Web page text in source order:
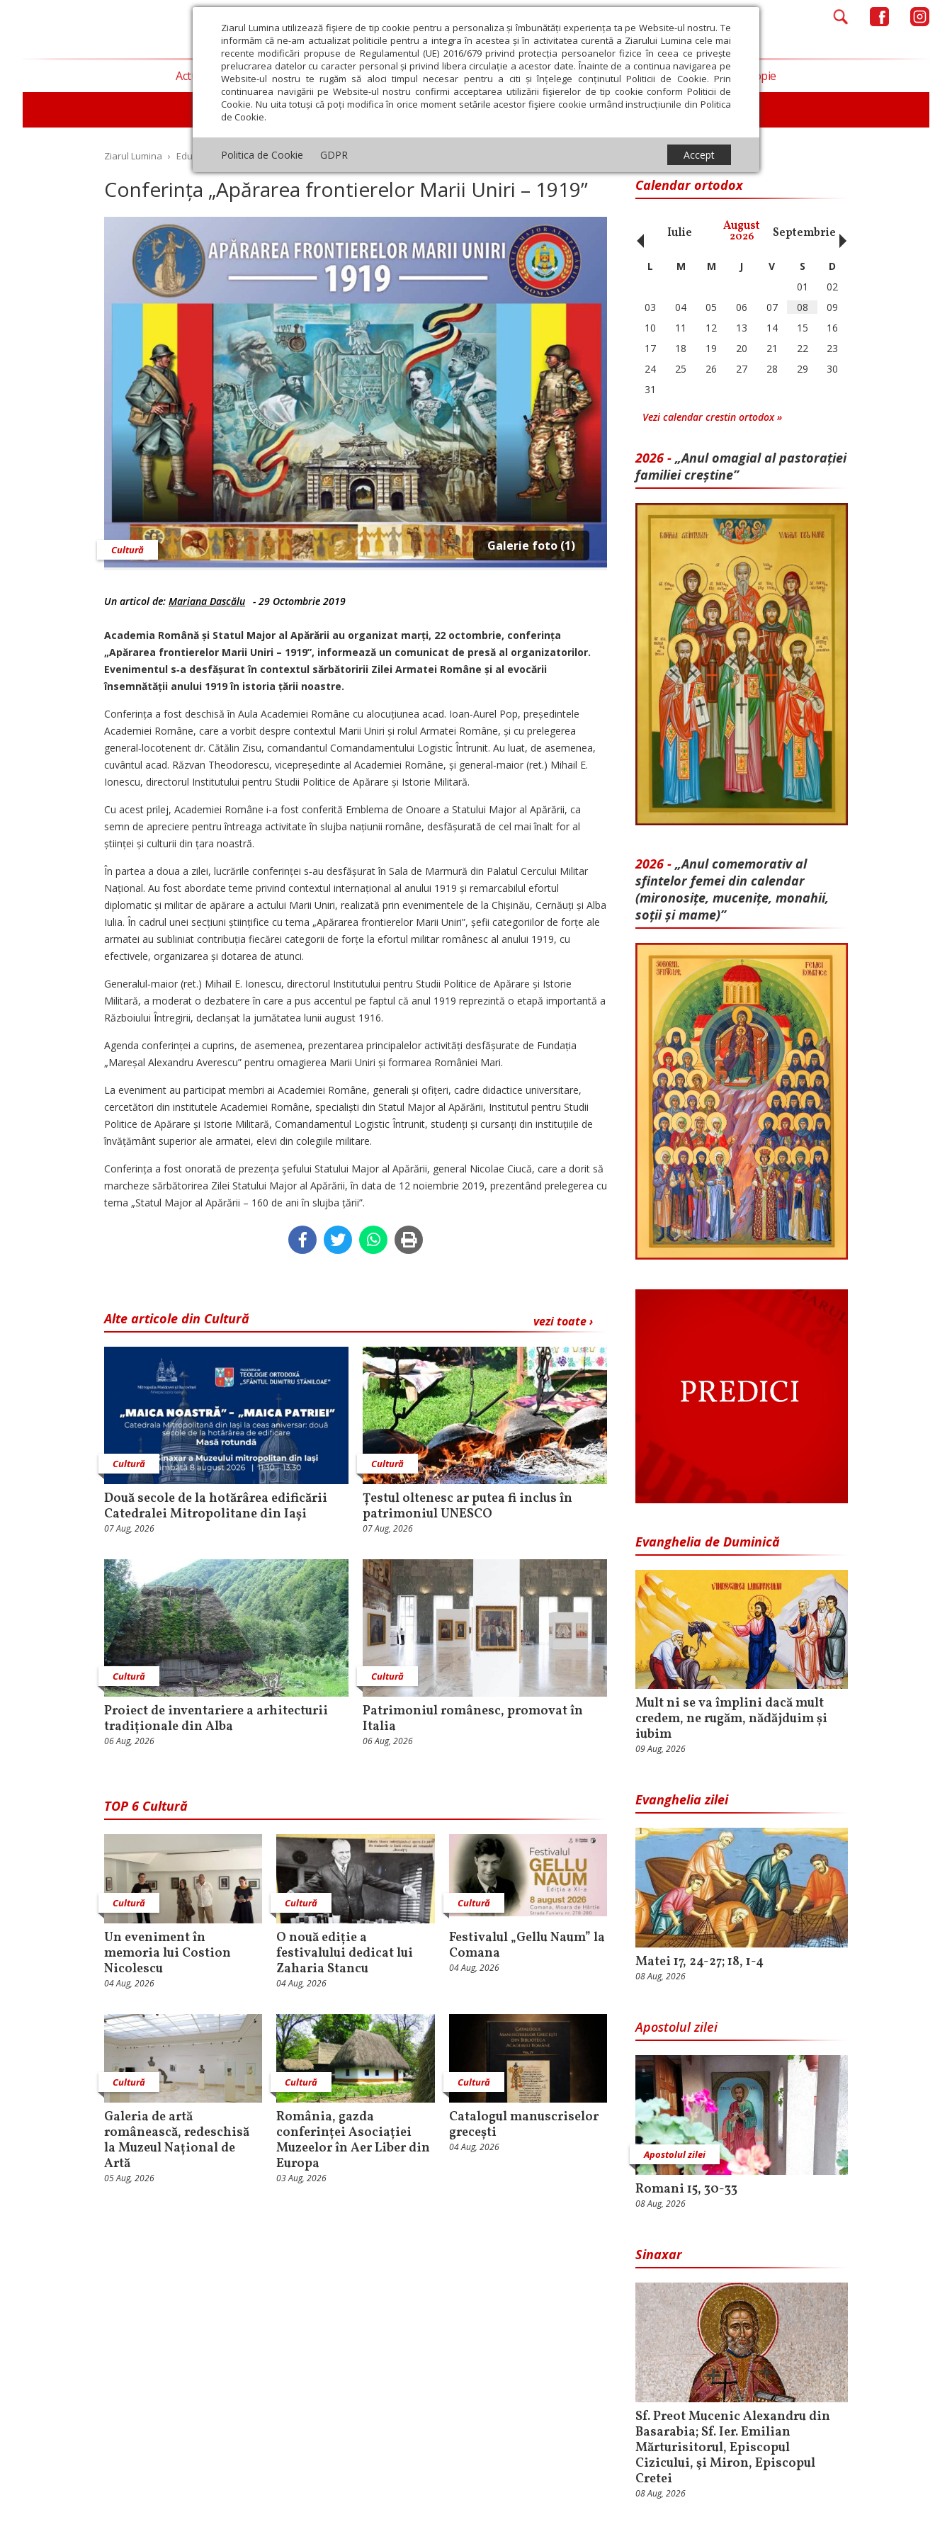
Ziarul Lumina utilizează fişiere de tip cookie pentru a personaliza și îmbunătăți experiența ta pe Website-ul nostru. Te
informăm că ne-am actualizat politicile pentru a integra în acestea și în activitatea curentă a Ziarului Lumina cele mai
recente modificări propuse de Regulamentul (UE) 2016/679 privind protecția persoanelor fizice în ceea ce privește
prelucrarea datelor cu caracter personal și privind libera circulație a acestor date. Înainte de a continua navigarea pe
Website-ul nostru te rugăm să aloci timpul necesar pentru a citi și înțelege conținutul Politicii de Cookie. Prin
continuarea navigării pe Website-ul nostru confirmi acceptarea utilizării fişierelor de tip cookie conform Politicii de
Cookie. Nu uita totuși că poți modifica în orice moment setările acestor fişiere cookie urmând instrucțiunile din Politica
de Cookie.
Politica de Cookie GDPR Accept
Actualitate religioasă Teologie și spiritualitate Educaţie și Cultură
Educaţie Lumina literară şi artistică Cultură Interviu
Societate Opinii Filantropie
Ziarul Lumina › Educaţie și Cultură › Cultură Conferința „Apărarea frontierelor Marii Uniri – 1919”
Conferința „Apărarea frontierelor Marii Uniri – 1919”
Galerie foto (1)
Cultură
Un articol de: Mariana Dascălu - 29 Octombrie 2019
Academia Română și Statul Major al Apărării au organizat marți, 22 octombrie, conferința
„Apărarea frontierelor Marii Uniri – 1919”, informează un comunicat de presă al organizatorilor.
Evenimentul s‑a desfășurat în contextul sărbătoririi Zilei Armatei Române și al evocării
însemnătății anului 1919 în istoria țării noastre.
Conferința a fost deschisă în Aula Academiei Române cu alocuțiunea acad. Ioan‑Aurel Pop, președintele
Academiei Române, care a vorbit despre contextul Marii Uniri și rolul Armatei Române, și cu prelegerea
general‑locotenent dr. Cătălin Zisu, comandantul Comandamentului Logistic Întrunit. Au luat, de asemenea,
cuvântul acad. Răzvan Theodorescu, vicepreședinte al Academiei Române, și general‑maior (ret.) Mihail E.
Ionescu, directorul Institutului pentru Studii Politice de Apărare și Istorie Militară.
Cu acest prilej, Academiei Române i‑a fost conferită Emblema de Onoare a Statului Major al Apărării, ca
semn de apreciere pentru întreaga activitate în slujba națiunii române, desfășurată de cel mai înalt for al
științei și culturii din țara noastră.
În partea a doua a zilei, lucrările conferinței s‑au desfășurat în Sala de Marmură din Palatul Cercului Militar
Național. Au fost abordate teme privind contextul internațional al anului 1919 și remarcabilul efortul
diplomatic și militar de apărare a actului Marii Uniri, realizată prin evenimentele de la Chișinău, Cernăuți și Alba
Iulia. În cadrul unei secțiuni științifice cu tema „Apărarea frontierelor Marii Uniri”, șefii categoriilor de forțe ale
armatei au subliniat contribuția fiecărei categorii de forțe la efortul militar românesc al anului 1919, cu
efectivele, organizarea și dotarea de atunci.
Generalul‑maior (ret.) Mihail E. Ionescu, directorul Institutului pentru Studii Politice de Apărare și Istorie
Militară, a moderat o dezbatere în care a pus accentul pe faptul că anul 1919 reprezintă o etapă importantă a
Războiului Întregirii, declanșat la jumătatea lunii august 1916.
Agenda conferinței a cuprins, de asemenea, prezentarea principalelor activități desfășurate de Fundația
„Mareșal Alexandru Averescu” pentru omagierea Marii Uniri și formarea României Mari.
La eveniment au participat membri ai Academiei Române, generali și ofițeri, cadre didactice universitare,
cercetători din institutele Academiei Române, specialiști din Statul Major al Apărării, Institutul pentru Studii
Politice de Apărare și Istorie Militară, Comandamentul Logistic Întrunit, studenți și cursanți din instituțiile de
învățământ superior ale armatei, elevi din colegiile militare.
Conferința a fost onorată de prezența şefului Statului Major al Apărării, general Nicolae Ciucă, care a dorit să
marcheze sărbătorirea Zilei Statului Major al Apărării, în data de 12 noiembrie 2019, prezentând prelegerea cu
tema „Statul Major al Apărării – 160 de ani în slujba țării”.
vezi toate ›
Alte articole din Cultură
Cultură
Două secole de la hotărârea edificării
Catedralei Mitropolitane din Iași
07 Aug, 2026
Cultură
Țestul oltenesc ar putea fi inclus în
patrimoniul UNESCO
07 Aug, 2026
Cultură
Proiect de inventariere a arhitecturii
tradiționale din Alba
06 Aug, 2026
Cultură
Patrimoniul românesc, promovat în
Italia
06 Aug, 2026
TOP 6 Cultură
Cultură
Un eveniment în
memoria lui Costion
Nicolescu
04 Aug, 2026
Cultură
O nouă ediție a
festivalului dedicat lui
Zaharia Stancu
04 Aug, 2026
Cultură
Festivalul „Gellu Naum” la
Comana
04 Aug, 2026
Cultură
Galeria de artă
românească, redeschisă
la Muzeul Național de
Artă
05 Aug, 2026
Cultură
România, gazda
conferinței Asociației
Muzeelor în Aer Liber din
Europa
03 Aug, 2026
Cultură
Catalogul manuscriselor
grecești
04 Aug, 2026
Calendar ortodox
Octombrie Noiembrie Mai Iulie August
2026 Septembrie Octombrie
‹ L M M J V S
D
01
02
03
04 05 06 07 08
09
10
11 12 13 14 15
16
17
18 19 20 21 22
23
24
25 26 27 28 29
30
31
Vezi calendar crestin ortodox »
2026 - „Anul omagial al pastorației
familiei creștine”
2026 - „Anul comemorativ al
sfintelor femei din calendar
(mironosițe, mu­cenițe, monahii,
soții și mame)”
Evanghelia de Duminică
Mult ni se va împlini dacă mult
credem, ne rugăm, nădăjduim și
iubim
09 Aug, 2026
Evanghelia zilei
Matei 17, 24-27; 18, 1-4
08 Aug, 2026
Apostolul zilei
Apostolul zilei
Romani 15, 30-33
08 Aug, 2026
Sinaxar
Sf. Preot Mucenic Alexandru din
Basarabia; Sf. Ier. Emilian
Mărturisitorul, Episcopul
Cizicului, şi Miron, Episcopul
Cretei
08 Aug, 2026